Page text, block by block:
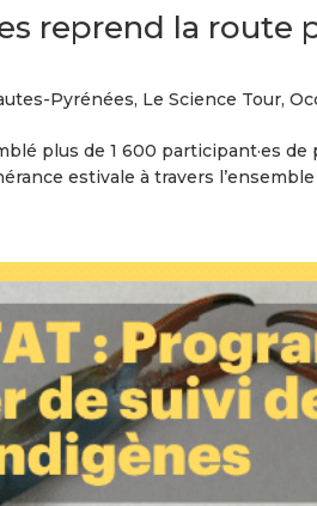
reprend la
Pyrénées, Le Science Tour,
plus de 1 600 participant·es
estivale à travers